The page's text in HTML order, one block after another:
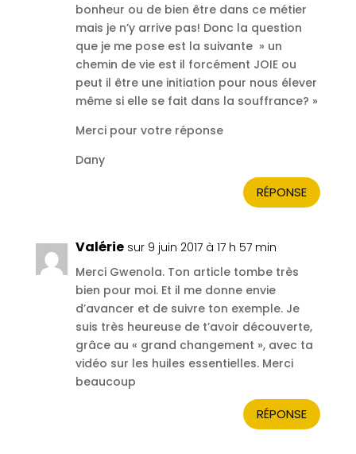
bonheur ou de bien être dans ce métier
mais je n’y arrive pas! Donc la question
que je me pose est la suivante » un
chemin de vie est il forcément JOIE ou
peut il être une initiation pour nous élever
même si elle se fait dans la souffrance? »
Merci pour votre réponse
Dany
RÉPONSE
Valérie sur 9 juin 2017 à 17 h 57 min
Merci Gwenola. Ton article tombe très
bien pour moi. Et il me donne envie
d’avancer et de suivre ton exemple. Je
suis très heureuse de t’avoir découverte,
grâce au « grand changement », avec ta
vidéo sur les huiles essentielles. Merci
beaucoup
RÉPONSE